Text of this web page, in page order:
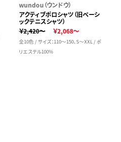
wundou（ウンドウ）
アクティブポロシャツ（旧ベーシ
ックテニスシャツ）
￥2,420～
￥2,068～
全10色 / サイズ：110～150、S～XXL / ポ
リエステル100%